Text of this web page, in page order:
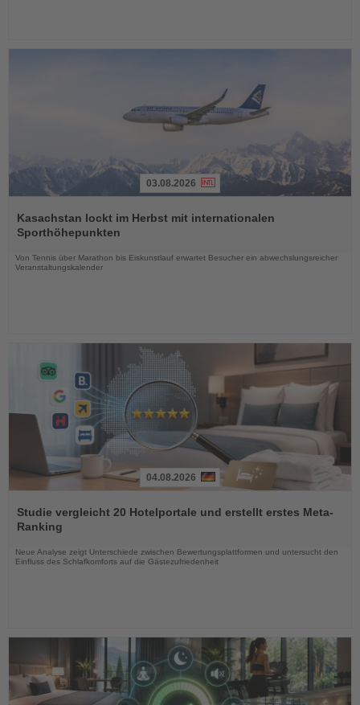
Sie
die
Nachrichten
03.08.2026
Kasachstan lockt im Herbst mit internationalen
Sporthöhepunkten
Von Tennis über Marathon bis Eiskunstlauf erwartet Besucher ein abwechslungsreicher
Veranstaltungskalender
Sie
die
Nachrichten
04.08.2026
Studie vergleicht 20 Hotelportale und erstellt erstes Meta-
Ranking
Neue Analyse zeigt Unterschiede zwischen Bewertungsplattformen und untersucht den
Einfluss des Schlafkomforts auf die Gästezufriedenheit